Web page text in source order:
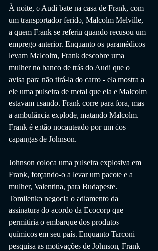
À noite, o Audi bate na casa de Frank, com
um transportador ferido, Malcolm Melville,
a quem Frank se referiu quando recusou um
emprego anterior. Enquanto os paramédicos
levam Malcolm, Frank descobre uma
mulher no banco de trás do Audi que o
avisa para não tirá-la do carro - ela mostra a
ele uma pulseira de metal que ela e Malcolm
estavam usando. Frank corre para fora, mas
a ambulância explode, matando Malcolm.
Frank é então nocauteado por um dos
capangas de Johnson.
Johnson coloca uma pulseira explosiva em
Frank, forçando-o a levar um pacote e a
mulher, Valentina, para Budapeste.
Tomilenko negocia o adiamento da
assinatura do acordo da Ecocorp que
permitiria o embarque dos produtos
químicos em seu país. Enquanto Tarconi
pesquisa as motivações de Johnson, Frank